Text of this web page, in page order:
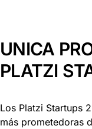
UNICA
PLATZI
Los Platzi Startups
más prometedoras